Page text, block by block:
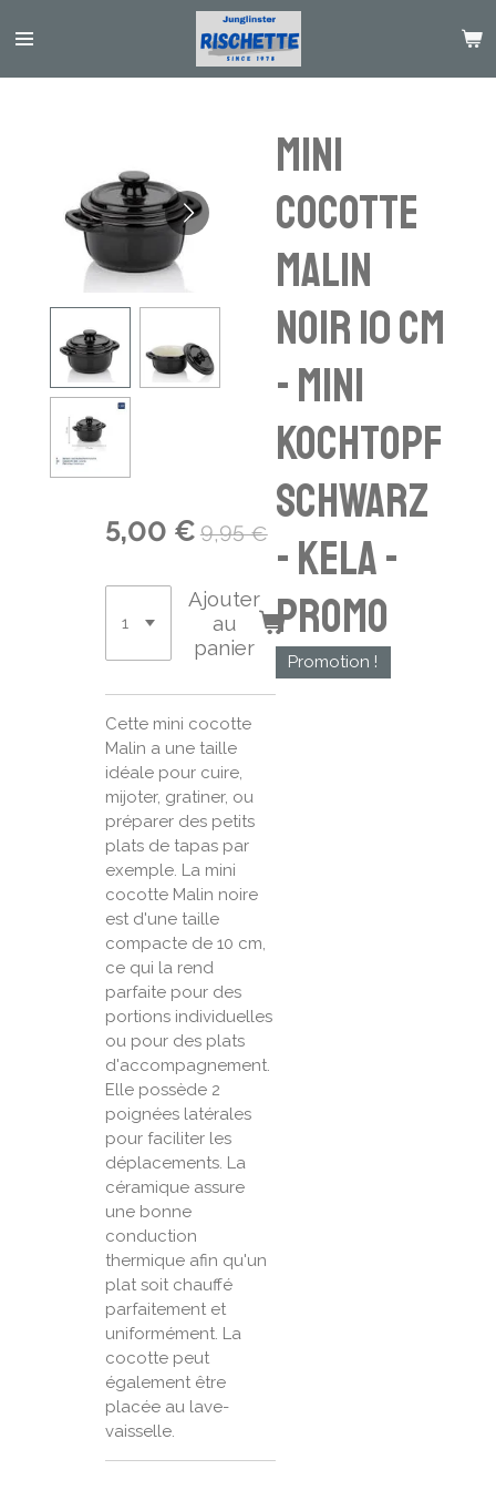
au
Mini
cocotte
Malin
noir 10 cm
- Mini
Kochtopf
schwarz
- Kela -
promo
Promotion !
5,00 € 9,95 €
Ajouter
au
panier
Cette mini cocotte
Malin a une taille
idéale pour cuire,
mijoter, gratiner, ou
préparer des petits
plats de tapas par
exemple. La mini
cocotte Malin noire
est d'une taille
compacte de 10 cm,
ce qui la rend
parfaite pour des
portions individuelles
ou pour des plats
d'accompagnement.
Elle possède 2
poignées latérales
pour faciliter les
déplacements. La
céramique assure
une bonne
conduction
thermique afin qu'un
plat soit chauffé
parfaitement et
uniformément. La
cocotte peut
également être
placée au lave-
vaisselle.